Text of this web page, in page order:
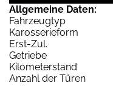
Allgemeine Daten:
Fahrzeugtyp
Karosserieform
Erst-Zul.
Getriebe
Kilometerstand
Anzahl der Türen